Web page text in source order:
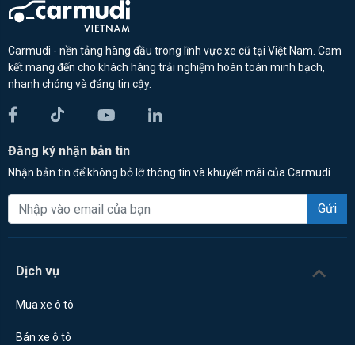
Carmudi - nền tảng hàng đầu trong lĩnh vực xe cũ tại Việt Nam. Cam
kết mang đến cho khách hàng trải nghiệm hoàn toàn minh bạch,
nhanh chóng và đáng tin cậy.
Đăng ký nhận bản tin
Nhận bản tin để không bỏ lỡ thông tin và khuyến mãi của Carmudi
Gửi
Dịch vụ
Mua xe ô tô
Bán xe ô tô